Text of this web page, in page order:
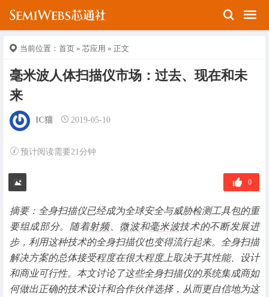
当前位置： 首页 » 芯应用 » 正文
毫米波人体扫描仪市场：过去、现在和未
来
IC猫 2019-05-10
预计阅读需要21分钟
0
摘要：全身扫描仪已经成为全球安全与威胁检测工具包的重
要组成部分。随着射频、 微波和毫米波技术的不断发展进
步，利用这种技术的全身扫描仪也变得流行起来。全身扫描
解决方案的总体接受程度在很大程度上取决于其性能、设计
和商业可行性。本文讨论了这些全身扫描仪的系统集成商如
何做出正确的技术设计和合作伙伴选择，从而更自信地为这